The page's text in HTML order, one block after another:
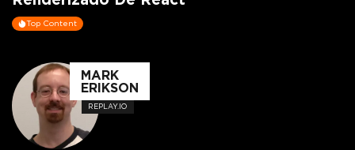
Top Content
MARK
ERIKSON
REPLAY.IO